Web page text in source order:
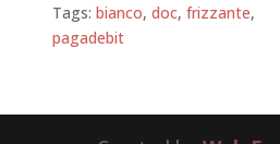
Tags:bianco,doc,frizzante,
pagadebit